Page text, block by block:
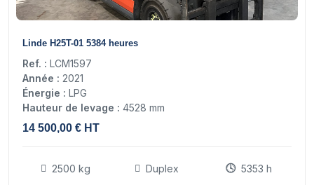
Linde H25T-01 5384 heures
Ref. : LCM1597
Année : 2021
Énergie : LPG
Hauteur de levage : 4528 mm
14 500,00 € HT
2500 kg Duplex 5353 h